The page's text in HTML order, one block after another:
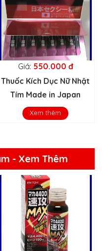
Giá: 550.000 đ
Thuốc Kích Dục Nữ Nhật
Tím Made in Japan
Xem thêm
- Xem Thêm